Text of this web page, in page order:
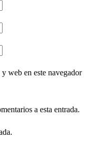
web en este navegador
a esta entrada.